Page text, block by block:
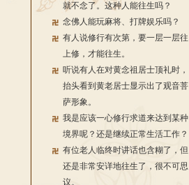
就不念了。这种人能往生吗？
念佛人能玩麻将、打牌娱乐吗？
有人说修行有次第，要一层一层往
上修，才能往生。
听说有人在对黄念祖居士顶礼时，
抬头看到黄老居士显示出了观音菩
萨形象。
我是应该一心修行求道来达到某种
境界呢？还是继续正常生活工作？
有位老人临终时讲话也含糊了，但
还是非常安详地往生了，很不可思
议。